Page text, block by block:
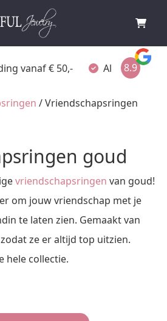
vanaf € 50,- Altijd verpakt
8.9
/ Vriendschapsringen
goud
vriendschapsringen van goud!
om jouw vriendschap met je
te laten zien. Gemaakt van
ze er altijd top uitzien.
hele collectie.